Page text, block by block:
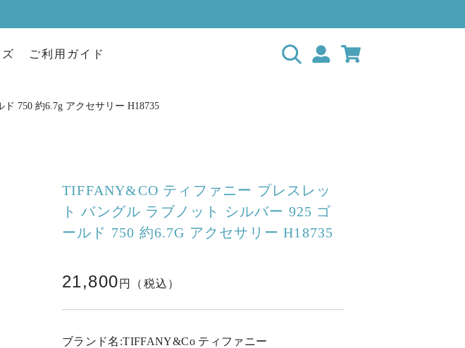
ズ ご利用ガイド
750 約6.7g アクセサリー H18735
TIFFANY&CO ティファニー ブレスレッ
ト バングル ラブノット シルバー 925 ゴ
ールド 750 約6.7G アクセサリー H18735
21,800
ブランド名:TIFFANY&Co ティファニー